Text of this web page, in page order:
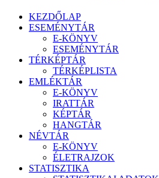
KEZDŐLAP
ESEMÉNYTÁR
E-KÖNYV
ESEMÉNYTÁR
TÉRKÉPTÁR
TÉRKÉPLISTA
EMLÉKTÁR
E-KÖNYV
IRATTÁR
KÉPTÁR
HANGTÁR
NÉVTÁR
E-KÖNYV
ÉLETRAJZOK
STATISZTIKA